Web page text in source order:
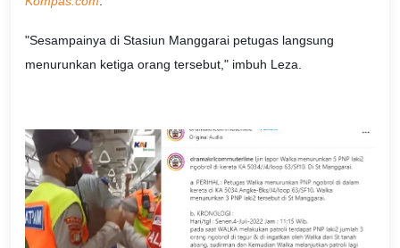
"Sesampainya di Stasiun Manggarai petugas langsung
menurunkan ketiga orang tersebut," imbuh Leza.